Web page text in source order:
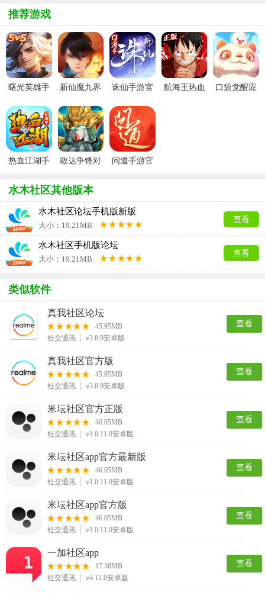
推荐游戏
曙光英雄手
版
新仙魔九界
方正版
诛仙手游官
航海王热血
口袋觉醒应
热血江湖手
敢达争锋对
问道手游官
水木社区其他版本
水木社区论坛手机版新版
大小：19.21MB
查看
水木社区手机版论坛
大小：19.21MB
查看
类似软件
真我社区论坛
45.95MB
社交通讯
v3.8.9安卓版
查看
真我社区官方版
45.95MB
社交通讯
v3.8.9安卓版
查看
米坛社区官方正版
46.05MB
社交通讯
v1.0.11.0安卓版
查看
米坛社区app官方最新版
46.05MB
社交通讯
v1.0.11.0安卓版
查看
米坛社区app官方版
46.05MB
社交通讯
v1.0.11.0安卓版
查看
一加社区app
17.38MB
社交通讯
v4.12.0安卓版
查看